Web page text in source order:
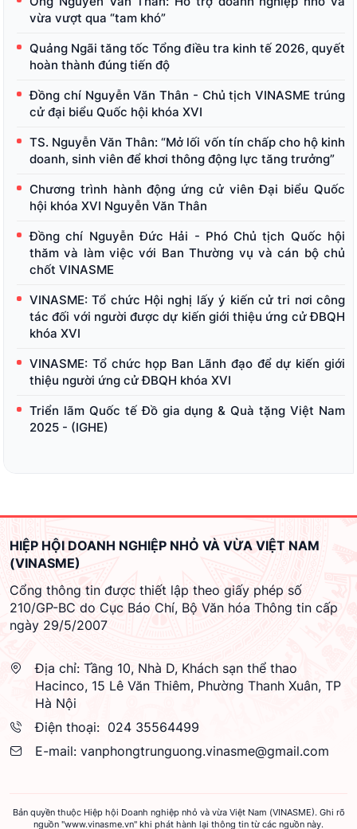
vừa vượt qua “tam khó”
Quảng Ngãi tăng tốc Tổng điều tra kinh tế 2026, quyết
hoàn thành đúng tiến độ
Đồng chí Nguyễn Văn Thân - Chủ tịch VINASME trúng
cử đại biểu Quốc hội khóa XVI
TS. Nguyễn Văn Thân: “Mở lối vốn tín chấp cho hộ kinh
doanh, sinh viên để khơi thông động lực tăng trưởng”
Chương trình hành động ứng cử viên Đại biểu Quốc
hội khóa XVI Nguyễn Văn Thân
Đồng chí Nguyễn Đức Hải - Phó Chủ tịch Quốc hội
thăm và làm việc với Ban Thường vụ và cán bộ chủ
chốt VINASME
VINASME: Tổ chức Hội nghị lấy ý kiến cử tri nơi công
tác đối với người được dự kiến giới thiệu ứng cử ĐBQH
khóa XVI
VINASME: Tổ chức họp Ban Lãnh đạo để dự kiến giới
thiệu người ứng cử ĐBQH khóa XVI
Triển lãm Quốc tế Đồ gia dụng & Quà tặng Việt Nam
2025 - (IGHE)
HIỆP HỘI DOANH NGHIỆP NHỎ VÀ VỪA VIỆT NAM
(VINASME)
Cổng thông tin được thiết lập theo giấy phép số
210/GP-BC do Cục Báo Chí, Bộ Văn hóa Thông tin cấp
ngày 29/5/2007
Địa chỉ: Tầng 10, Nhà D, Khách sạn thể thao
Hacinco, 15 Lê Văn Thiêm, Phường Thanh Xuân, TP
Hà Nội
Điện thoại: 024 35564499
E-mail: vanphongtrunguong.vinasme@gmail.com
Bản quyền thuộc Hiệp hội Doanh nghiệp nhỏ và vừa Việt Nam (VINASME). Ghi rõ
nguồn "www.vinasme.vn" khi phát hành lại thông tin từ các nguồn này.